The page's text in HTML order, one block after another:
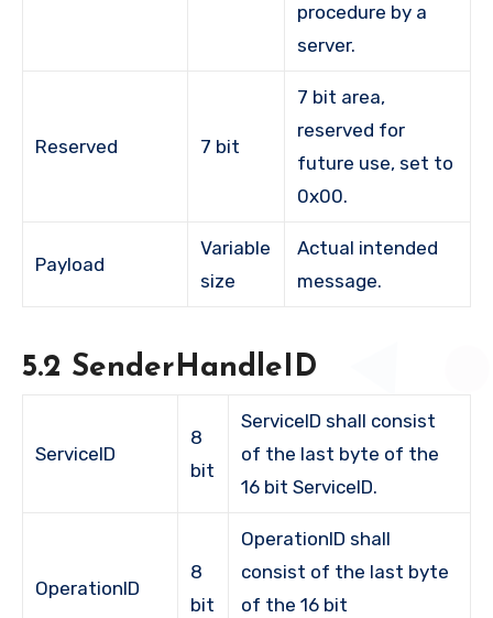
procedure by a
server.
Reserved 7 bit
7 bit area,
reserved for
future use, set to
0x00.
Payload
Variable
size
Actual intended
message.
5.2 SenderHandleID
ServiceID
8
bit
ServiceID shall consist
of the last byte of the
16 bit ServiceID.
OperationID
8
bit
OperationID shall
consist of the last byte
of the 16 bit